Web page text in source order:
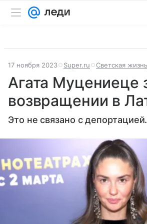
17 ноября 2023 Super.ru Светская жизнь
Агата Муцениеце
возвращении в
Это не связано с депортацией.